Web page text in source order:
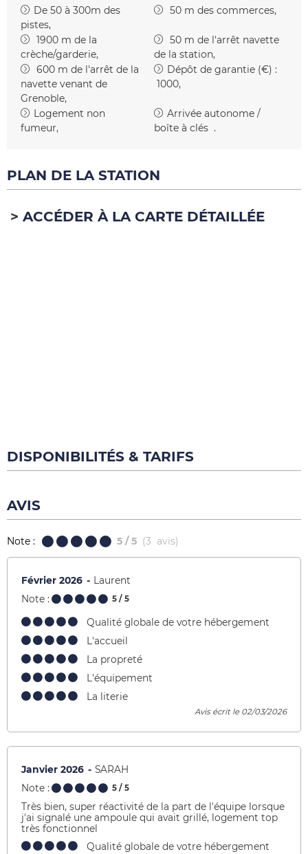
De 50 à 300m des
pistes
50 m des commerces
1900 m de la
crèche/garderie
50 m de l'arrêt navette
de la station
600 m de l'arrêt de la
navette venant de
Grenoble
Dépôt de garantie (€) :
1000
Logement non
fumeur
Arrivée autonome /
boîte à clés
PLAN DE LA STATION
ACCÉDER À LA CARTE DÉTAILLÉE
DISPONIBILITÉS & TARIFS
AVIS
Note : 5 / 5 (3 avis)
Février 2026
Laurent
Note :
5 / 5
Qualité globale de votre hébergement
L'accueil
La propreté
L'équipement
La literie
Avis écrit le 02/03/2026
Janvier 2026
SARAH
Note :
5 / 5
Très bien, super réactivité de la part de l'équipe lorsque
j'ai signalé une ampoule qui avait grillé, logement top
très fonctionnel
Qualité globale de votre hébergement